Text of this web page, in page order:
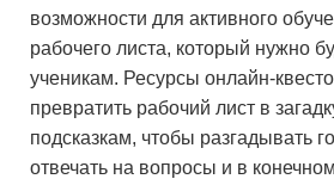
возможности для активного
рабочего листа, который нужно
ученикам. Ресурсы онлайн-
превратить рабочий лист в
подсказкам, чтобы разгадывать
отвечать на вопросы и в